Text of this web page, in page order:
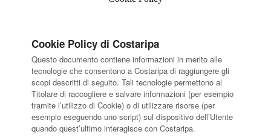
Cookie Policy di Costaripa
Questo documento contiene informazioni in merito alle
tecnologie che consentono a Costaripa di raggiungere gli
scopi descritti di seguito. Tali tecnologie permettono al
Titolare di raccogliere e salvare informazioni (per esempio
tramite l’utilizzo di Cookie) o di utilizzare risorse (per
esempio eseguendo uno script) sul dispositivo dell’Utente
quando quest’ultimo interagisce con Costaripa.